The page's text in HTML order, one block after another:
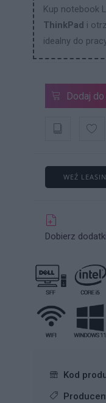
Kup notebook
ThinkPad i
idealny do
Dodaj
WEŹ
Dobierz dodatki
Kod